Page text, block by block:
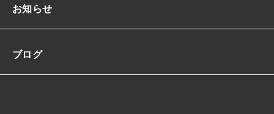
お知らせ
ブログ